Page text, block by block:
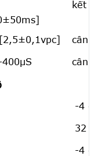
kết
cân
cân
-4
32
-4